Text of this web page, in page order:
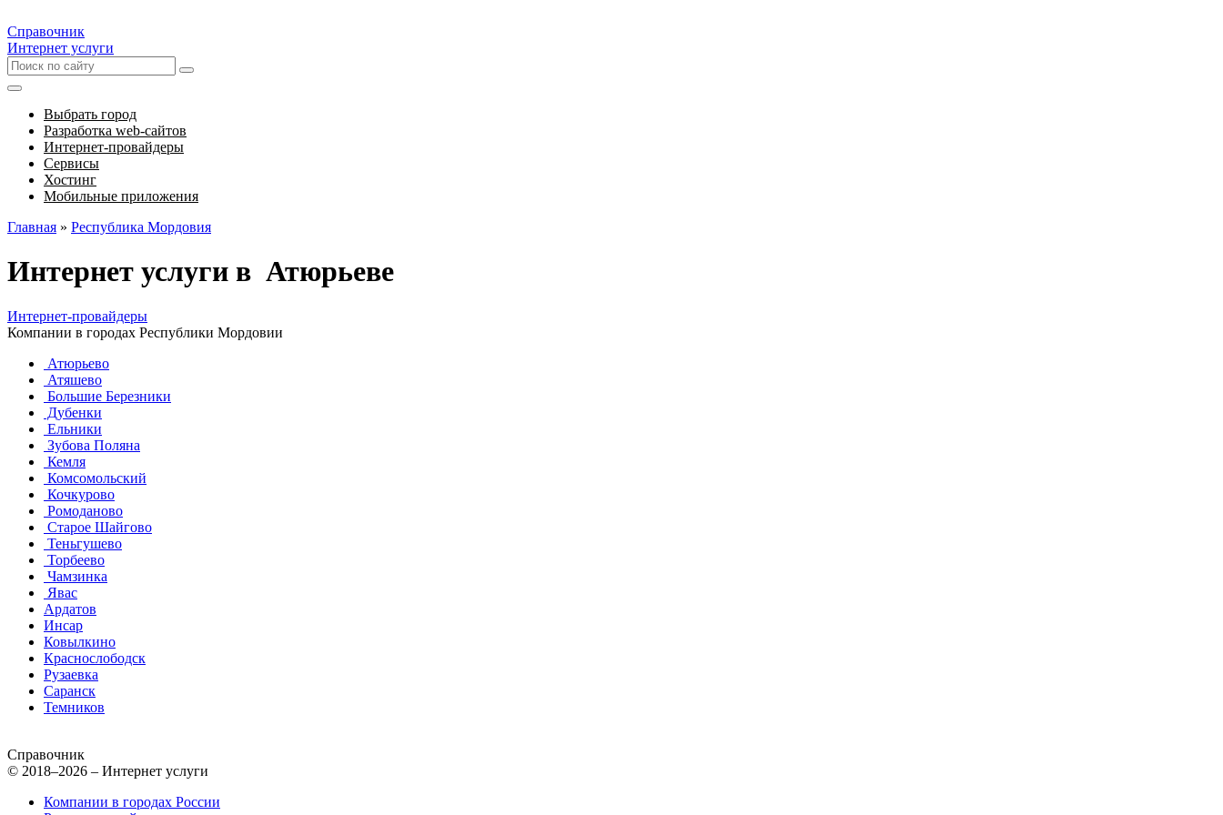
Справочник
Интернет услуги
Выбрать город
Разработка web-сайтов
Интернет-провайдеры
Сервисы
Хостинг
Мобильные приложения
Главная » Республика Мордовия
Интернет услуги в Атюрьеве
Интернет-провайдеры
Компании в городах Республики Мордовии
Атюрьево
Атяшево
Большие Березники
Дубенки
Ельники
Зубова Поляна
Кемля
Комсомольский
Кочкурово
Ромоданово
Старое Шайгово
Теньгушево
Торбеево
Чамзинка
Явас
Ардатов
Инсар
Ковылкино
Краснослободск
Рузаевка
Саранск
Темников
Справочник
© 2018–2026 – Интернет услуги
Компании в городах России